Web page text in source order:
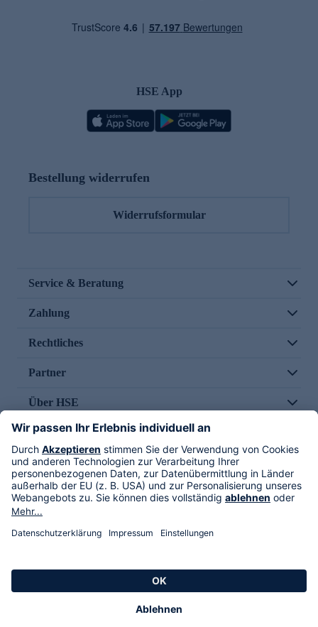
HSE App
Bestellung widerrufen
Widerrufsformular
Service & Beratung
Zahlung
Rechtliches
Partner
Über HSE
Im TV
HSE International